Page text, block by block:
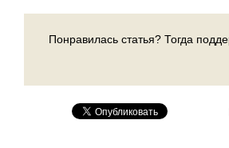
Понравилась статья? Тогда